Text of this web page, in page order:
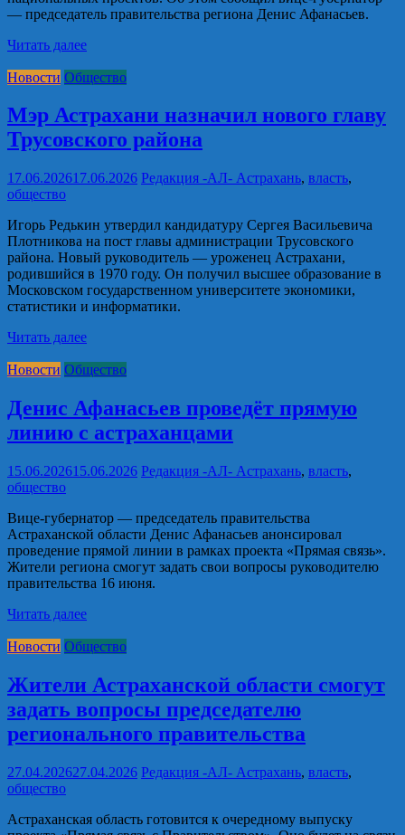
— председатель правительства региона Денис Афанасьев.
Читать далее
Новости Общество
Мэр Астрахани назначил нового главу
Трусовского района
17.06.202617.06.2026 Редакция -АЛ- Астрахань, власть,
общество
Игорь Редькин утвердил кандидатуру Сергея Васильевича
Плотникова на пост главы администрации Трусовского
района. Новый руководитель — уроженец Астрахани,
родившийся в 1970 году. Он получил высшее образование в
Московском государственном университете экономики,
статистики и информатики.
Читать далее
Новости Общество
Денис Афанасьев проведёт прямую
линию с астраханцами
15.06.202615.06.2026 Редакция -АЛ- Астрахань, власть,
общество
Вице-губернатор — председатель правительства
Астраханской области Денис Афанасьев анонсировал
проведение прямой линии в рамках проекта «Прямая связь».
Жители региона смогут задать свои вопросы руководителю
правительства 16 июня.
Читать далее
Новости Общество
Жители Астраханской области смогут
задать вопросы председателю
регионального правительства
27.04.202627.04.2026 Редакция -АЛ- Астрахань, власть,
общество
Астраханская область готовится к очередному выпуску